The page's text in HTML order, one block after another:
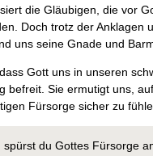
die Gläubigen, die vor
Doch trotz der Anklagen
uns seine Gnade und
Gott uns in unseren
befreit. Sie ermutigt uns,
Fürsorge sicher zu
du Gottes Fürsorge